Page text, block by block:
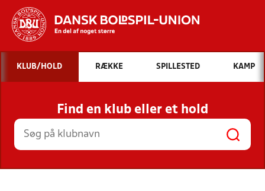
Hvad vil du søge efter?
INDHOLD OG NYHEDER
STILLINGER, RESULTATER, KLUBBER OG
HOLD
KLUB/HOLD RÆKKE SPILLESTED KAMP
Find en klub eller et hold